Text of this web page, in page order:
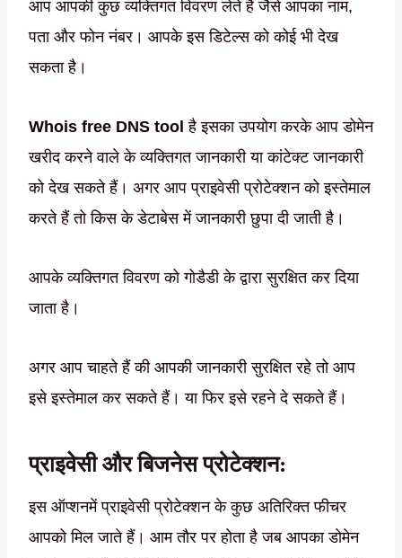
आप आपकी कुछ व्यक्तिगत विवरण लेते हैं जैसे आपका नाम,
पता और फोन नंबर। आपके इस डिटेल्स को कोई भी देख
सकता है।
Whois free DNS tool है इसका उपयोग करके आप डोमेन
खरीद करने वाले के व्यक्तिगत जानकारी या कांटेक्ट जानकारी
को देख सकते हैं। अगर आप प्राइवेसी प्रोटेक्शन को इस्तेमाल
करते हैं तो किस के डेटाबेस में जानकारी छुपा दी जाती है।
आपके व्यक्तिगत विवरण को गोडैडी के द्वारा सुरक्षित कर दिया
जाता है।
अगर आप चाहते हैं की आपकी जानकारी सुरक्षित रहे तो आप
इसे इस्तेमाल कर सकते हैं। या फिर इसे रहने दे सकते हैं।
प्राइवेसी और बिजनेस प्रोटेक्शन:
इस ऑप्शनमें प्राइवेसी प्रोटेक्शन के कुछ अतिरिक्त फीचर
आपको मिल जाते हैं। आम तौर पर होता है जब आपका डोमेन